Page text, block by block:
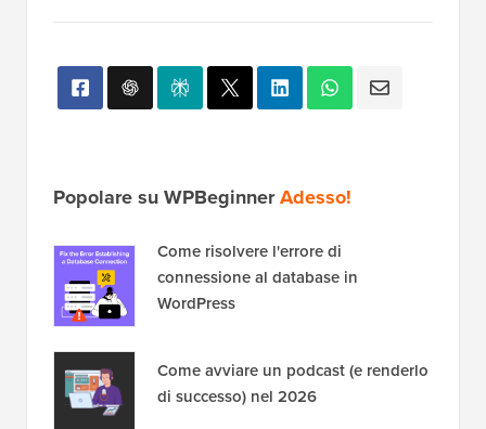
Popolare su WPBeginnerAdesso!
Come risolvere l'errore di
connessione al database in
WordPress
Come avviare un podcast (e renderlo
di successo) nel 2026